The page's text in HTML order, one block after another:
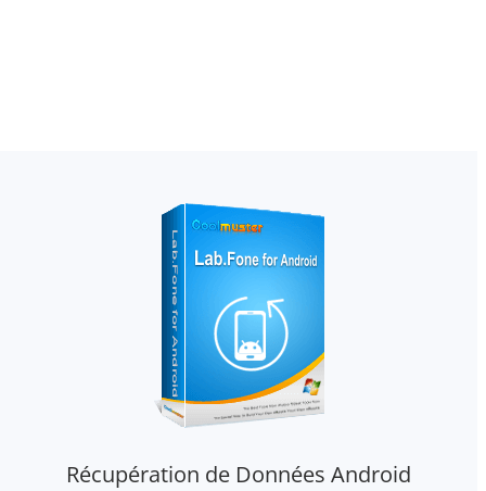
Récupération de Données Android